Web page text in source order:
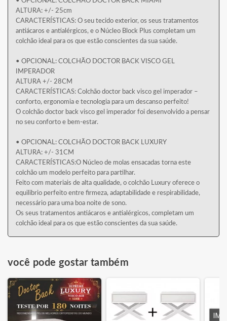
ALTURA: +/- 25cm
CARACTERÍSTICAS: O seu tecido exterior, os seus tratamentos
antiácaros e antialérgicos, e o Núcleo Block Plus completam um
colchão ideal para os que estão conscientes da sua saúde.
• OPCIONAL: COLCHÃO DOCTOR BACK VISCO GEL
IMPERADOR
ALTURA +/- 28CM
CARACTERÍSTICAS: Colchão doctor back visco gel imperador –
conforto, ergonomia e tecnologia para um descanso perfeito!
O colchão doctor back visco gel imperador foi desenvolvido a pensar
no seu conforto e bem-estar.
• OPCIONAL: COLCHÃO DOCTOR BACK LUXURY
ALTURA: +/- 31CM
CARACTERÍSTICAS:O Núcleo de molas ensacadas torna este
colchão um modelo perfeito para partilhar.
Feito com materiais de alta qualidade, o colchão Luxury oferece o
equilibrio perfeito entre firmeza, adaptabilidade e respirabilidade,
necessário para uma boa noite de sono.
Os seus tratamentos antiácaros e antialérgicos, completam um
colchão ideal para os que estão conscientes da sua saúde.
você pode gostar também